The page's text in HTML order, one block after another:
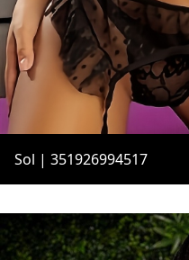
Sol | 351926994517